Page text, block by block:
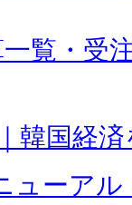
覧・受
韓国経
ューア